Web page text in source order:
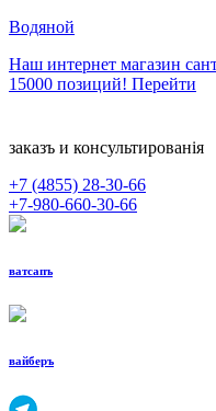
Водяной
Наш интернет магазин
15000 позиций! Перейти
заказъ и консультированiя
+7 (4855) 28-30-66
+7-980-660-30-66
ватсапъ
вайберъ